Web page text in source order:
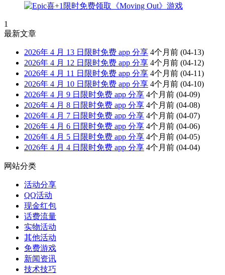
1
最新文章
2026年 4 月 13 日限时免费 app 分享 4个月前 (04-13)
2026年 4 月 12 日限时免费 app 分享 4个月前 (04-12)
2026年 4 月 11 日限时免费 app 分享 4个月前 (04-11)
2026年 4 月 10 日限时免费 app 分享 4个月前 (04-10)
2026年 4 月 9 日限时免费 app 分享 4个月前 (04-09)
2026年 4 月 8 日限时免费 app 分享 4个月前 (04-08)
2026年 4 月 7 日限时免费 app 分享 4个月前 (04-07)
2026年 4 月 6 日限时免费 app 分享 4个月前 (04-06)
2026年 4 月 5 日限时免费 app 分享 4个月前 (04-05)
2026年 4 月 4 日限时免费 app 分享 4个月前 (04-04)
网站分类
活动分享
QQ活动
现金红包
话费流量
实物活动
其他活动
免费游戏
新闻资讯
技术技巧